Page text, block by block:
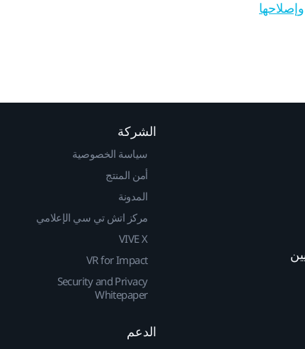
وإصلاحها
الشركة
سياسة الخصوصية
أمن المنتج
المدونة
مركز اتش تي سي الإعلامي
VIVE X
VR for Impact
Security and Privacy
Whitepaper
الدعم